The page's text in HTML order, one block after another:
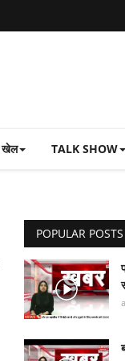
खेल TALK SHOW
POPULAR POSTS